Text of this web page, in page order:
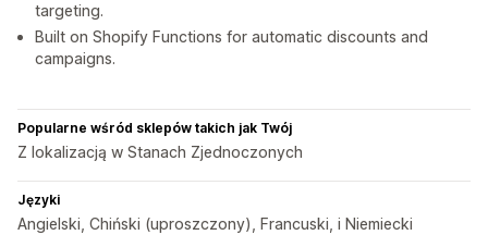
targeting.
Built on Shopify Functions for automatic discounts and
campaigns.
Popularne wśród sklepów takich jak Twój
Z lokalizacją w Stanach Zjednoczonych
Języki
Angielski, Chiński (uproszczony), Francuski, i Niemiecki